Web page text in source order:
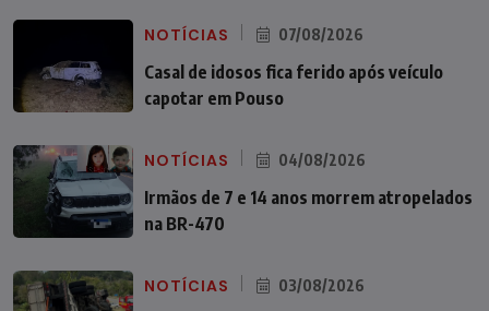
NOTÍCIAS 07/08/2026
Casal de idosos fica ferido após veículo
capotar em Pouso
NOTÍCIAS 04/08/2026
Irmãos de 7 e 14 anos morrem atropelados
na BR-470
NOTÍCIAS 03/08/2026